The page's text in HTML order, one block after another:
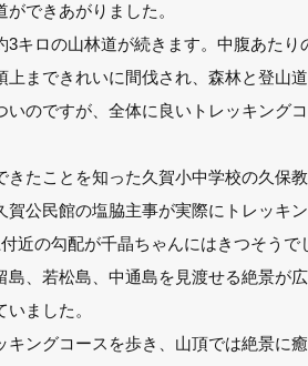
できあがりました。
3キロの山林道が続きます。中腹あた
上まできれいに間伐され、森林と登山
のですが、全体に良いトレッキングコ
きたことを知った久賀小中学校の久保
賀公民館の塩脇主事が実際にトレッキ
近の勾配が千晶ちゃんにはきつそう
島、若松島、中通島を見渡せる絶景が
ました。
キングコースを歩き、山頂では絶景に